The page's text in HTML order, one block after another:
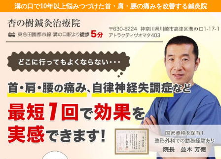
溝の口で10年以上悩みつづけた首・肩・腰の痛みを改善する鍼灸院